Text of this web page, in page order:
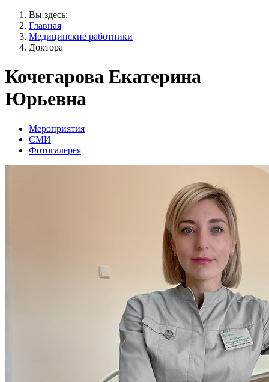
Вы здесь:
Главная
Медицинские работники
Доктора
Кочегарова Екатерина
Юрьевна
Мероприятия
СМИ
Фотогалерея